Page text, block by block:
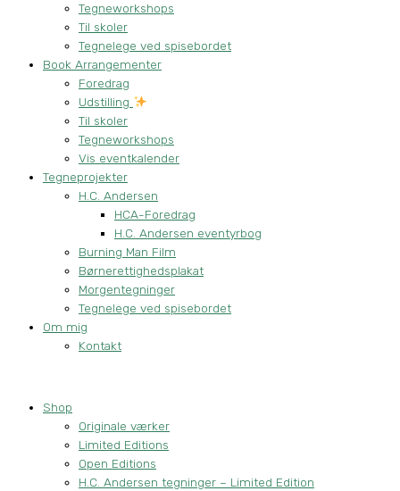
Tegneworkshops
Til skoler
Tegnelege ved spisebordet
Book Arrangementer
Foredrag
Udstilling
Til skoler
Tegneworkshops
Vis eventkalender
Tegneprojekter
H.C. Andersen
HCA-Foredrag
H.C. Andersen eventyrbog
Burning Man Film
Børnerettighedsplakat
Morgentegninger
Tegnelege ved spisebordet
Om mig
Kontakt
Shop
Originale værker
Limited Editions
Open Editions
H.C. Andersen tegninger – Limited Edition